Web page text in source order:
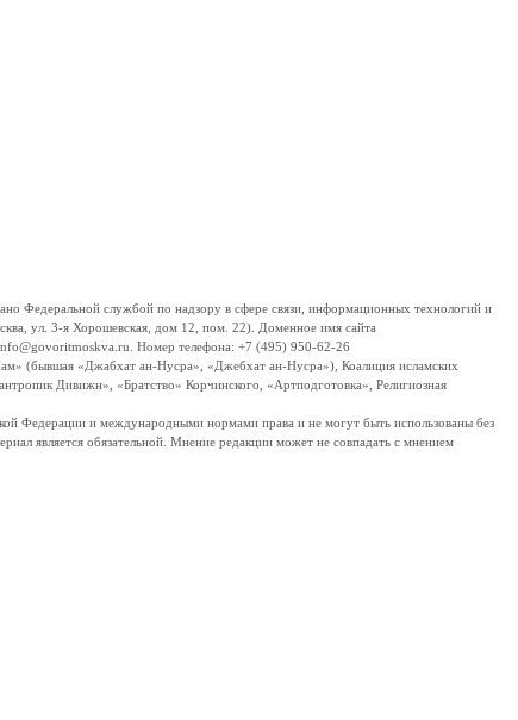
Федеральной службой по надзору в сфере связи, информационных технологий и
ул. 3-я Хорошевская, дом 12, пом. 22). Доменное имя сайта
Номер телефона: +7 (495) 950-62-26
(бывшая «Джабхат ан-Нусра», «Джебхат ан-Нусра»), Коалиция исламских
Дивижн», «Братство» Корчинского, «Артподготовка», Религиозная
Федерации и международными нормами права и не могут быть использованы без
является обязательной. Мнение редакции может не совпадать с мнением